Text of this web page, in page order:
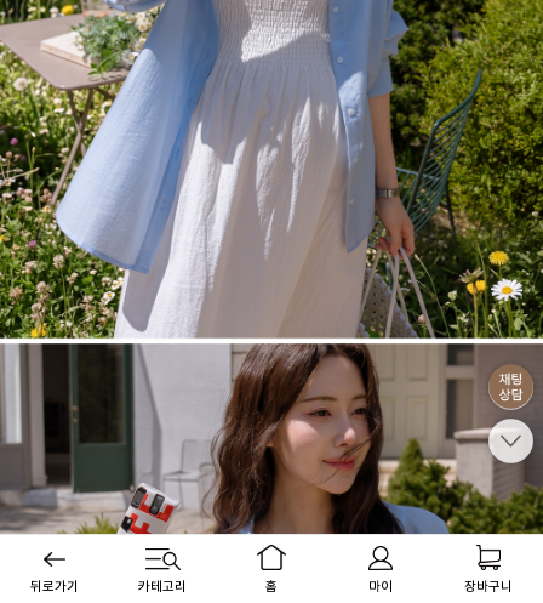
뒤로가기 카테고리 홈 마이 장바구니